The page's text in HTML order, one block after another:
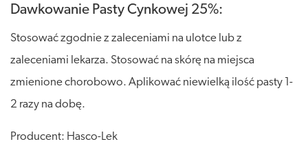
Dawkowanie Pasty Cynkowej 25%:
Stosować zgodnie z zaleceniami na ulotce lub z
zaleceniami lekarza. Stosować na skórę na miejsca
zmienione chorobowo. Aplikować niewielką ilość pasty 1-
2 razy na dobę.
Producent: Hasco-Lek